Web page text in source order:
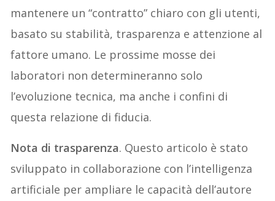
mantenere un “contratto” chiaro con gli utenti,
basato su stabilità, trasparenza e attenzione al
fattore umano. Le prossime mosse dei
laboratori non determineranno solo
l’evoluzione tecnica, ma anche i confini di
questa relazione di fiducia.
Nota di trasparenza. Questo articolo è stato
sviluppato in collaborazione con l’intelligenza
artificiale per ampliare le capacità dell’autore